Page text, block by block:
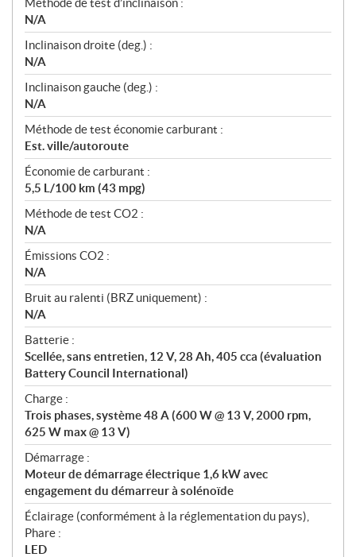
N/A
Inclinaison droite (deg.) :
N/A
Inclinaison gauche (deg.) :
N/A
Méthode de test économie carburant :
Est. ville/autoroute
Économie de carburant :
5,5 L/100 km (43 mpg)
Méthode de test CO2 :
N/A
Émissions CO2 :
N/A
Bruit au ralenti (BRZ uniquement) :
N/A
Batterie :
Scellée, sans entretien, 12 V, 28 Ah, 405 cca (évaluation
Battery Council International)
Charge :
Trois phases, système 48 A (600 W @ 13 V, 2000 rpm,
625 W max @ 13 V)
Démarrage :
Moteur de démarrage électrique 1,6 kW avec
engagement du démarreur à solénoïde
Éclairage (conformément à la réglementation du pays),
Phare :
LED